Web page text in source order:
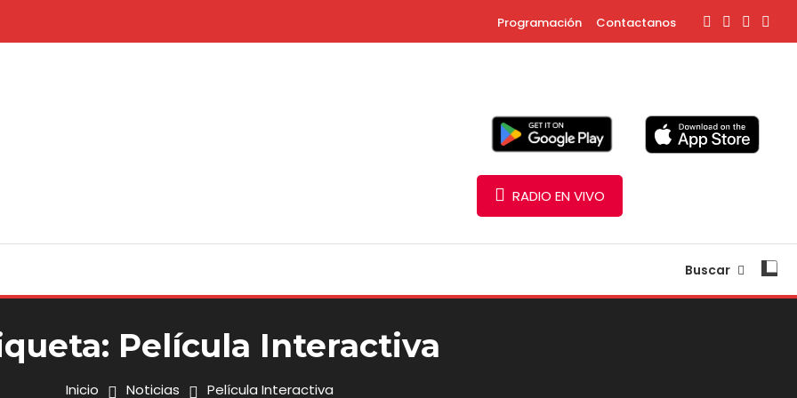
Programación Contactanos
RADIO EN VIVO
Buscar
Película Interactiva
Inicio Noticias Película Interactiva